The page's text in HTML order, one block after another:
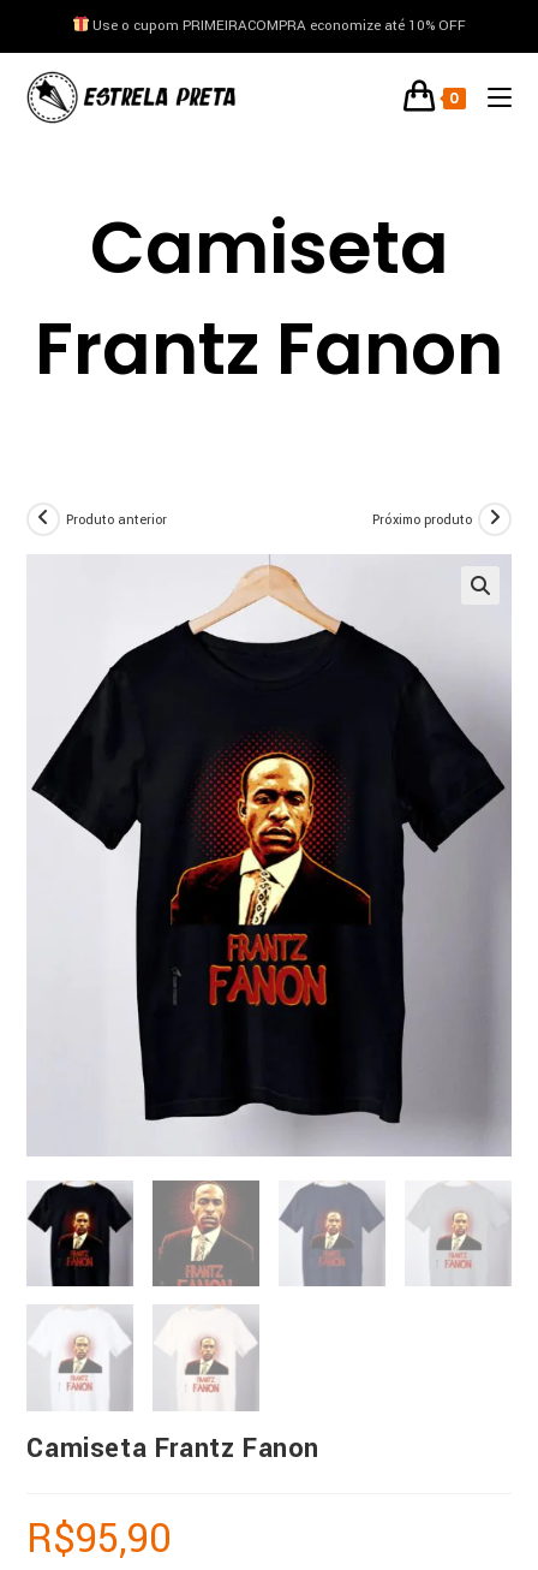
Use o cupom PRIMEIRACOMPRA economize até 10% OFF
0
Camiseta
Frantz Fanon
Produto anterior Próximo produto
Camiseta Frantz Fanon
R$95,90